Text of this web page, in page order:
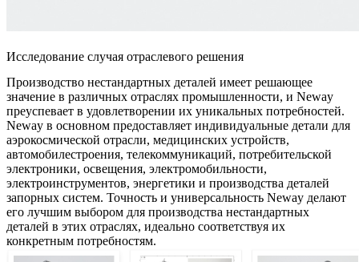
Исследование случая отраслевого решения
Производство нестандартных деталей имеет решающее
значение в различных отраслях промышленности, и Neway
преуспевает в удовлетворении их уникальных потребностей.
Neway в основном предоставляет индивидуальные детали для
аэрокосмической отрасли, медицинских устройств,
автомобилестроения, телекоммуникаций, потребительской
электроники, освещения, электромобильности,
электроинструментов, энергетики и производства деталей
запорных систем. Точность и универсальность Neway делают
его лучшим выбором для производства нестандартных
деталей в этих отраслях, идеально соответствуя их
конкретным потребностям.